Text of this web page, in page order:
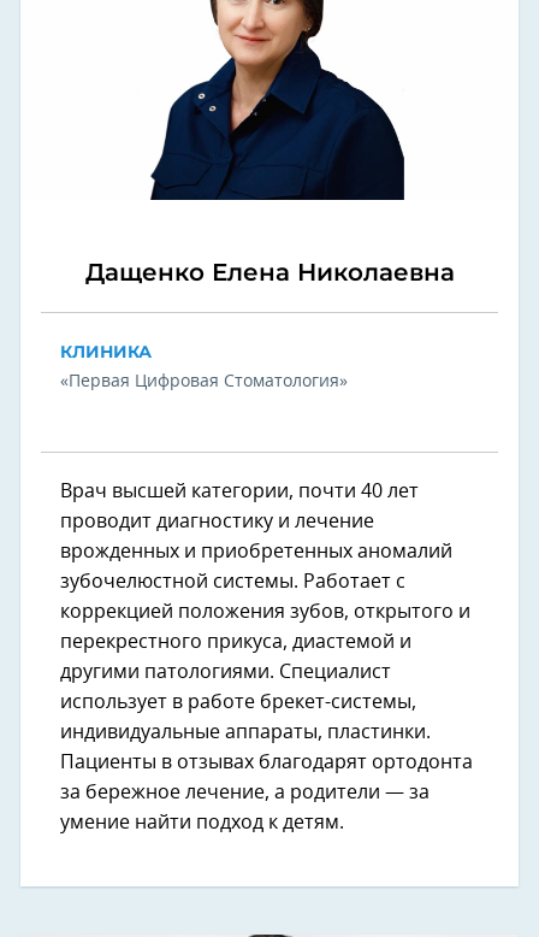
Дащенко Елена Николаевна
КЛИНИКА
«Первая Цифровая Стоматология»
Врач высшей категории, почти 40 лет
проводит диагностику и лечение
врожденных и приобретенных аномалий
зубочелюстной системы. Работает с
коррекцией положения зубов, открытого и
перекрестного прикуса, диастемой и
другими патологиями. Специалист
использует в работе брекет-системы,
индивидуальные аппараты, пластинки.
Пациенты в отзывах благодарят ортодонта
за бережное лечение, а родители — за
умение найти подход к детям.